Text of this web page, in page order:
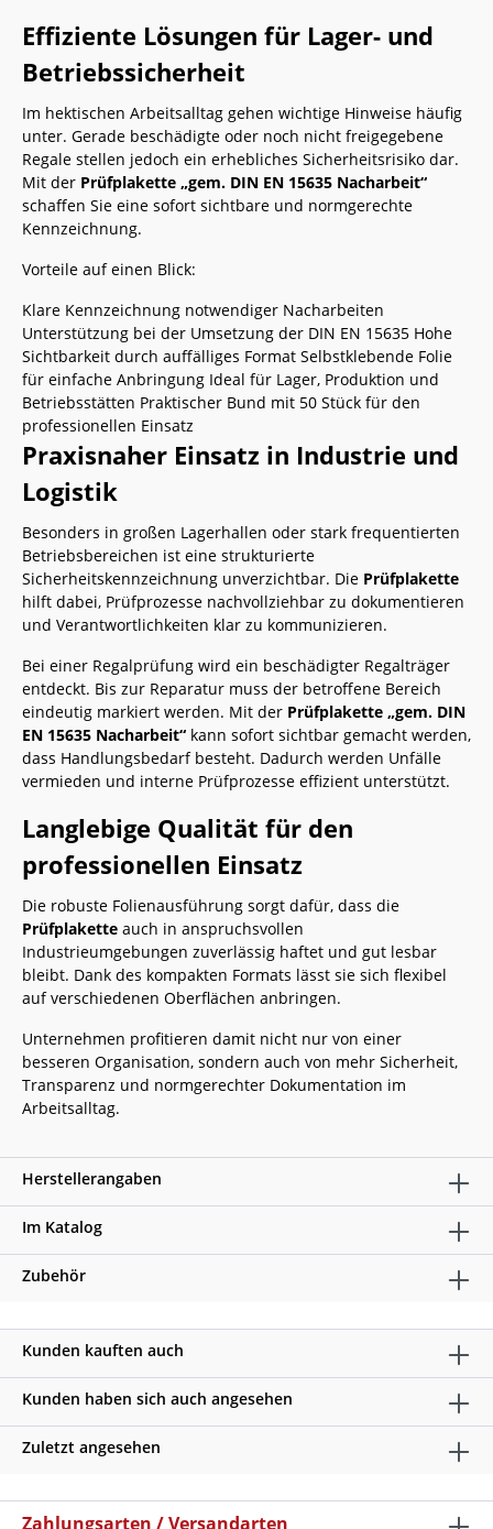
Effiziente Lösungen für Lager- und
Betriebssicherheit
Im hektischen Arbeitsalltag gehen wichtige Hinweise häufig
unter. Gerade beschädigte oder noch nicht freigegebene
Regale stellen jedoch ein erhebliches Sicherheitsrisiko dar.
Mit der Prüfplakette „gem. DIN EN 15635 Nacharbeit“
schaffen Sie eine sofort sichtbare und normgerechte
Kennzeichnung.
Vorteile auf einen Blick:
Klare Kennzeichnung notwendiger Nacharbeiten
Unterstützung bei der Umsetzung der DIN EN 15635 Hohe
Sichtbarkeit durch auffälliges Format Selbstklebende Folie
für einfache Anbringung Ideal für Lager, Produktion und
Betriebsstätten Praktischer Bund mit 50 Stück für den
professionellen Einsatz
Praxisnaher Einsatz in Industrie und
Logistik
Besonders in großen Lagerhallen oder stark frequentierten
Betriebsbereichen ist eine strukturierte
Sicherheitskennzeichnung unverzichtbar. Die Prüfplakette
hilft dabei, Prüfprozesse nachvollziehbar zu dokumentieren
und Verantwortlichkeiten klar zu kommunizieren.
Bei einer Regalprüfung wird ein beschädigter Regalträger
entdeckt. Bis zur Reparatur muss der betroffene Bereich
eindeutig markiert werden. Mit der Prüfplakette „gem. DIN
EN 15635 Nacharbeit“ kann sofort sichtbar gemacht werden,
dass Handlungsbedarf besteht. Dadurch werden Unfälle
vermieden und interne Prüfprozesse effizient unterstützt.
Langlebige Qualität für den
professionellen Einsatz
Die robuste Folienausführung sorgt dafür, dass die
Prüfplakette auch in anspruchsvollen
Industrieumgebungen zuverlässig haftet und gut lesbar
bleibt. Dank des kompakten Formats lässt sie sich flexibel
auf verschiedenen Oberflächen anbringen.
Unternehmen profitieren damit nicht nur von einer
besseren Organisation, sondern auch von mehr Sicherheit,
Transparenz und normgerechter Dokumentation im
Arbeitsalltag.
Herstellerangaben
Im Katalog
Zubehör
Kunden kauften auch
Kunden haben sich auch angesehen
Zuletzt angesehen
Zahlungsarten / Versandarten